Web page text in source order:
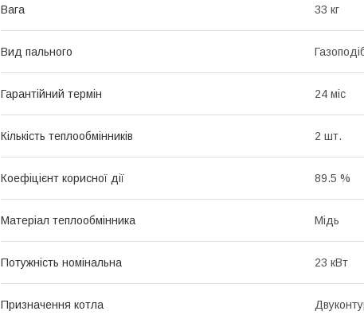
Вага 33 кг
Вид пального
Гарантійний термін 24 міс
Кількість теплообмінників 2 шт.
Коефіцієнт корисної дії 89.5 %
Матеріал теплообмінника Мідь
Потужність номінальна 23 кВт
Призначення котла